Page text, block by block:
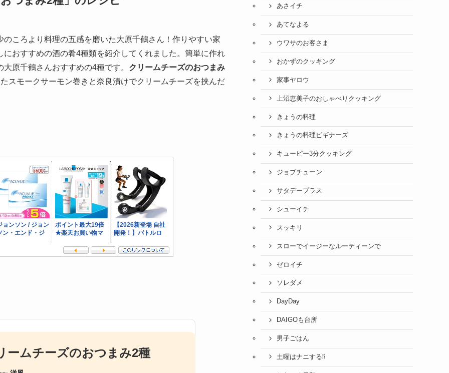
ころより料理の五感を磨いた大原千鶴さん！作りやすい家
おすすめの酒の肴4種類を紹介してくれました。簡単に作れ
原千鶴さんおすすめの4種です。 クリームチーズのおつまみ
スモークサーモン巻きと奈良漬けでクリームチーズを挟んだ
ームチーズのおつまみ2種
あさイチ
あてなよる
ウワサのお客さま
おかずのクッキング
家事ヤロウ
上沼恵美子のおしゃべりクッキング
きょうの料理
きょうの料理ビギナーズ
キューピー3分クッキング
ジョブチューン
サタデープラス
シューイチ
スッキリ
スローでイージーなルーティーンで
ゼロイチ
ソレダメ
DayDay
DAIGOも台所
男子ごはん
土曜はナニする⁉